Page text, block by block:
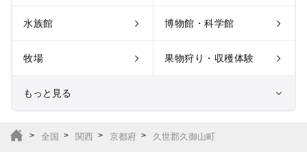
水族館 博物館・科学館
牧場 果物狩り・収穫体験
もっと見る
全国 関西 京都府 久世郡久御山町